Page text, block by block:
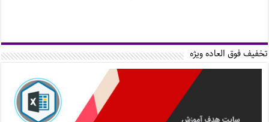
تخفیف فوق العاده ویژه